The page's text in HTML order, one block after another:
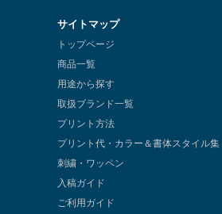
サイトマップ
トップページ
商品一覧
用途から探す
取扱ブランド一覧
プリント方法
プリント代・カラー＆書体スタイル集
刺繍・ワッペン
入稿ガイド
ご利用ガイド